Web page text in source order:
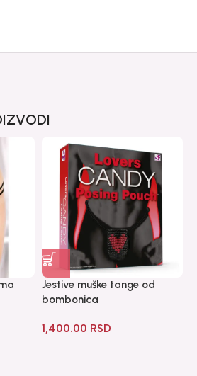
Jestive muške tange od
bombonica
1,400.00 RSD